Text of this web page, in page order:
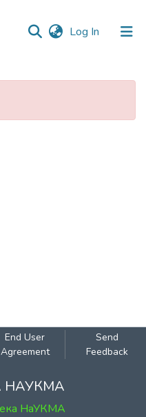
Log In (current)
End User
Agreement
Send
Feedback
НАУКМА
НаУКМА